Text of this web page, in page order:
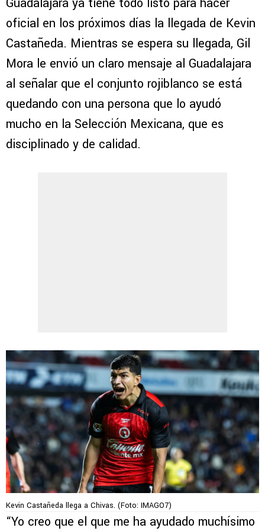
oficial en los próximos días la llegada de Kevin
Castañeda. Mientras se espera su llegada, Gil
Mora le envió un claro mensaje al Guadalajara
al señalar que el conjunto rojiblanco se está
quedando con una persona que lo ayudó
mucho en la Selección Mexicana, que es
disciplinado y de calidad.
Kevin Castañeda llega a Chivas. (Foto: IMAGO7)
“Yo creo que el que me ha ayudado muchísimo